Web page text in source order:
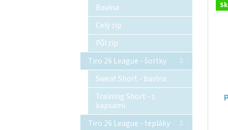
Bavlna
Celý zip
Půl zip
Tiro 26 League - šortky
Sweat Short - bavlna
Training Short - s
kapsami
Tiro 26 League - tepláky